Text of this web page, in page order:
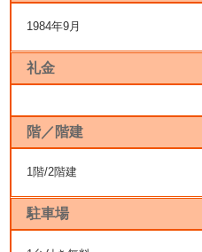
1984年9月
礼金
階／階建
1階/2階建
駐車場